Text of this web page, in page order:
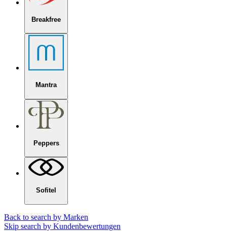
Breakfree
Mantra
Peppers
Sofitel
Back to search by Marken
Skip search by Kundenbewertungen